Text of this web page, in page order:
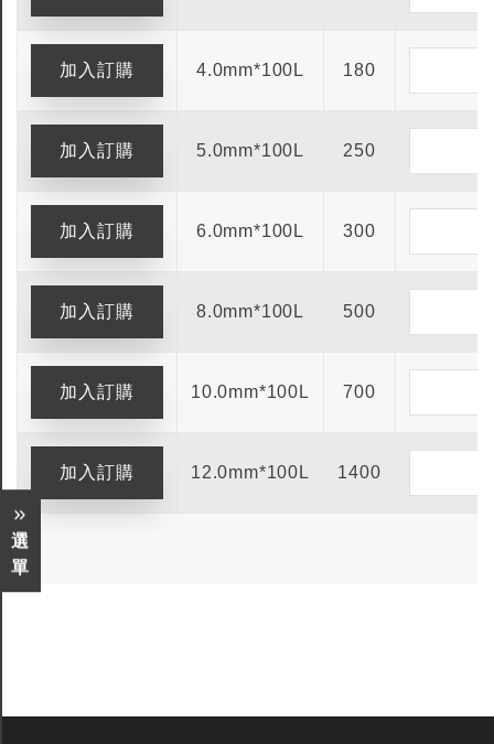
選
單
4.0mm*100L 180
5.0mm*100L 250
6.0mm*100L 300
8.0mm*100L 500
10.0mm*100L 700
12.0mm*100L 1400